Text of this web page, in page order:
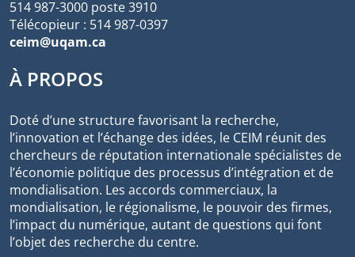
514 987-3000 poste 3910
Télécopieur : 514 987-0397
ceim@uqam.ca
À PROPOS
Doté d’une structure favorisant la recherche,
l’innovation et l’échange des idées, le CEIM réunit des
chercheurs de réputation internationale spécialistes de
l’économie politique des processus d’intégration et de
mondialisation. Les accords commerciaux, la
mondialisation, le régionalisme, le pouvoir des firmes,
l’impact du numérique, autant de questions qui font
l’objet des recherche du centre.